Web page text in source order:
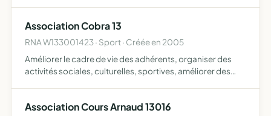
Association Cobra 13
RNA W133001423 · Sport · Créée en 2005
Améliorer le cadre de vie des adhérents, organiser des
activités sociales, culturelles, sportives, améliorer des
Association Cours Arnaud 13016